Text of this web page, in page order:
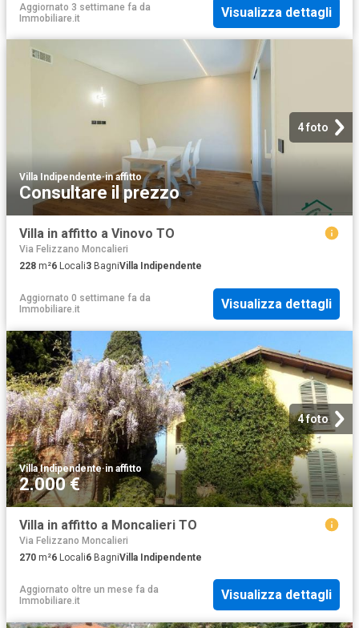
Aggiornato 3 settimane fa da
Immobiliare.it
Visualizza dettagli
4 foto
Villa Indipendente·in affitto
Consultare il prezzo
Villa in affitto a Vinovo TO
Via Felizzano Moncalieri
228 m²6 Locali3 BagniVilla Indipendente
Aggiornato 0 settimane fa da
Immobiliare.it
Visualizza dettagli
4 foto
Villa Indipendente·in affitto
2.000 €
Villa in affitto a Moncalieri TO
Via Felizzano Moncalieri
270 m²6 Locali6 BagniVilla Indipendente
Aggiornato oltre un mese fa da
Immobiliare.it
Visualizza dettagli